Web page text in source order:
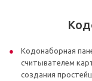
Кодонаборная
считывателем
создания